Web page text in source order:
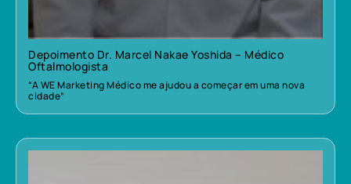
Depoimento Dr. Marcel Nakae Yoshida – Médico
Oftalmologista
“A WE Marketing Médico me ajudou a começar em uma nova
cidade”